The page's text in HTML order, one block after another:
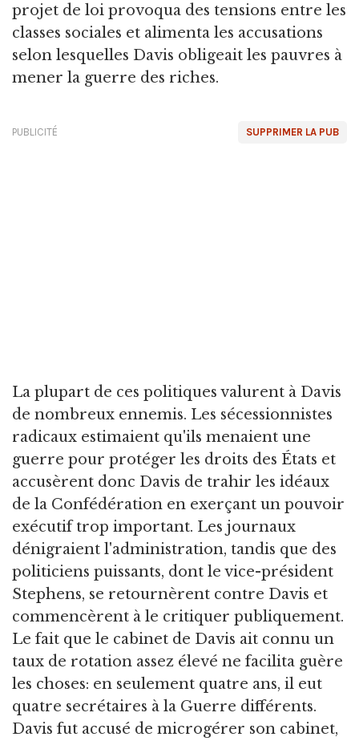
projet de loi provoqua des tensions entre les
classes sociales et alimenta les accusations
selon lesquelles Davis obligeait les pauvres à
mener la guerre des riches.
SUPPRIMER LA PUB
PUBLICITÉ
La plupart de ces politiques valurent à Davis
de nombreux ennemis. Les sécessionnistes
radicaux estimaient qu'ils menaient une
guerre pour protéger les droits des États et
accusèrent donc Davis de trahir les idéaux
de la Confédération en exerçant un pouvoir
exécutif trop important. Les journaux
dénigraient l'administration, tandis que des
politiciens puissants, dont le vice-président
Stephens, se retournèrent contre Davis et
commencèrent à le critiquer publiquement.
Le fait que le cabinet de Davis ait connu un
taux de rotation assez élevé ne facilita guère
les choses: en seulement quatre ans, il eut
quatre secrétaires à la Guerre différents.
Davis fut accusé de microgérer son cabinet,